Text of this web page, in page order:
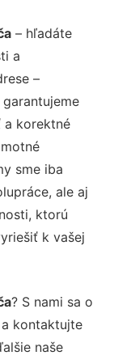
– hľadáte
a
–
a korektné
sme iba
ale aj
ktorú
k vašej
? S nami sa o
kontaktujte
naše